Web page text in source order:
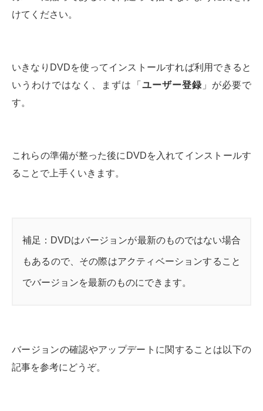
けてください。
いきなりDVDを使ってインストールすれば利用できると
いうわけではなく、まずは「 ユーザー登録 」が必要で
す。
これらの準備が整った後にDVDを入れてインストールす
ることで上手くいきます。
補足：DVDはバージョンが最新のものではない場合
もあるので、その際はアクティベーションすること
でバージョンを最新のものにできます。
バージョンの確認やアップデートに関することは以下の
記事を参考にどうぞ。